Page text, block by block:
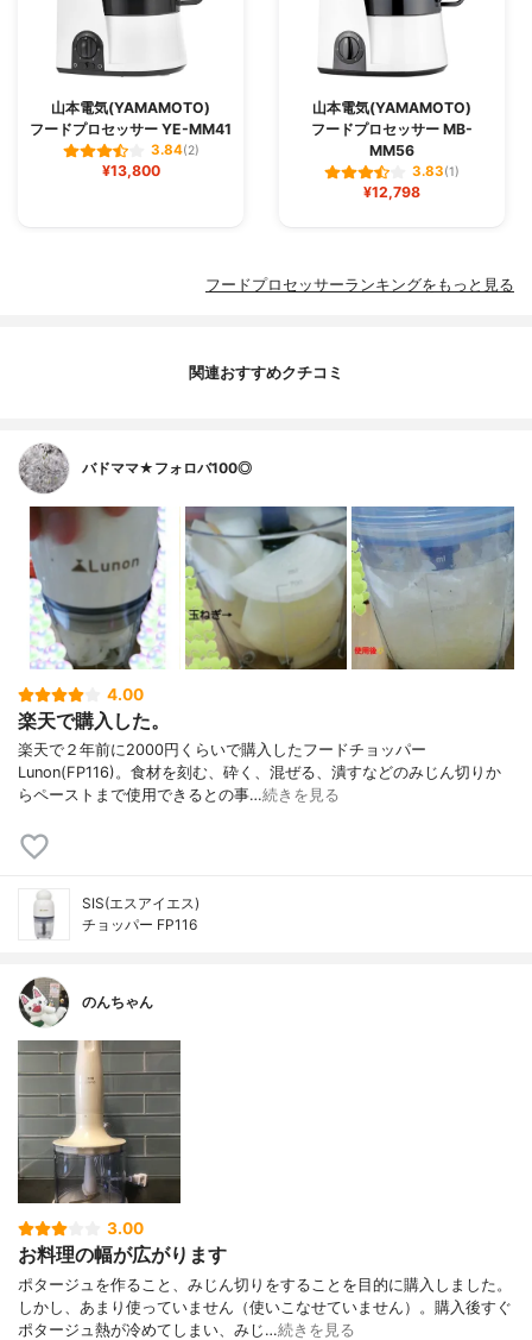
山本電気(YAMAMOTO)
フードプロセッサー YE-MM41
3.84(2)
¥13,800
山本電気(YAMAMOTO)
フードプロセッサー MB-
MM56
3.83(1)
¥12,798
フードプロセッサーランキングをもっと見る
関連おすすめクチコミ
バドママ★フォロバ100◎
4.00
楽天で購入した。
楽天で２年前に2000円くらいで購入したフードチョッパー
Lunon(FP116)。食材を刻む、砕く、混ぜる、潰すなどのみじん切りか
らペーストまで使用できるとの事…続きを見る
SIS(エスアイエス)
チョッパー FP116
のんちゃん
3.00
お料理の幅が広がります
ポタージュを作ること、みじん切りをすることを目的に購入しました。
しかし、あまり使っていません（使いこなせていません）。購入後すぐ
ポタージュ熱が冷めてしまい、みじ…続きを見る